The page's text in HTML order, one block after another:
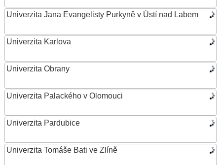
Univerzita Jana Evangelisty Purkyně v Ústí nad Labem
Univerzita Karlova
Univerzita Obrany
Univerzita Palackého v Olomouci
Univerzita Pardubice
Univerzita Tomáše Bati ve Zlíně